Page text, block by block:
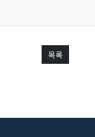
목록